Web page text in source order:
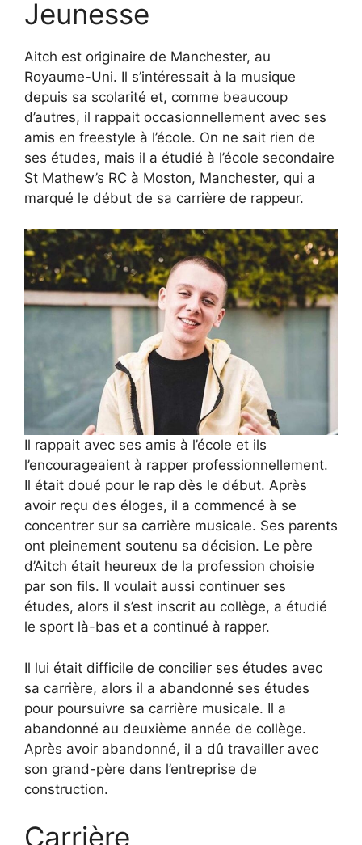
Jeunesse
Aitch est originaire de Manchester, au
Royaume-Uni. Il s’intéressait à la musique
depuis sa scolarité et, comme beaucoup
d’autres, il rappait occasionnellement avec ses
amis en freestyle à l’école. On ne sait rien de
ses études, mais il a étudié à l’école secondaire
St Mathew’s RC à Moston, Manchester, qui a
marqué le début de sa carrière de rappeur.
Il rappait avec ses amis à l’école et ils
l’encourageaient à rapper professionnellement.
Il était doué pour le rap dès le début. Après
avoir reçu des éloges, il a commencé à se
concentrer sur sa carrière musicale. Ses parents
ont pleinement soutenu sa décision. Le père
d’Aitch était heureux de la profession choisie
par son fils. Il voulait aussi continuer ses
études, alors il s’est inscrit au collège, a étudié
le sport là-bas et a continué à rapper.
Il lui était difficile de concilier ses études avec
sa carrière, alors il a abandonné ses études
pour poursuivre sa carrière musicale. Il a
abandonné au deuxième année de collège.
Après avoir abandonné, il a dû travailler avec
son grand-père dans l’entreprise de
construction.
Carrière